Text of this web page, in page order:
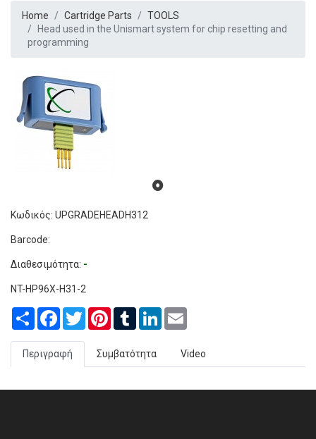
Home Cartridge Parts
TOOLS
Head used in the Unismart system for chip resetting and
programming
Κωδικός: UPGRADEHEADH312
Barcode:
Διαθεσιμότητα: -
NT-HP96X-H31-2
Share Facebook
TwitterPinterestTumblrLinkedIn
Περιγραφή Συμβατότητα Video